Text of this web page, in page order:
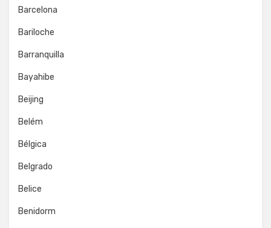
Barcelona
Bariloche
Barranquilla
Bayahibe
Beijing
Belém
Bélgica
Belgrado
Belice
Benidorm